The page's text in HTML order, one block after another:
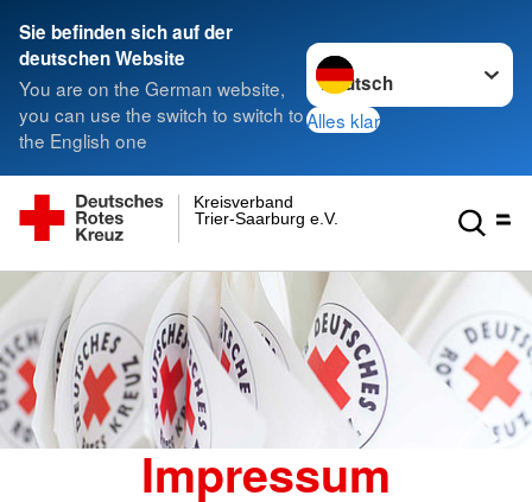
Sie befinden sich auf der
deutschen Website
You are on the German website,
you can use the switch to switch to
the English one
Sprache wechseln zu
Alles klar
Trier-Saarburg e.V.
Kreisverband
Impressum